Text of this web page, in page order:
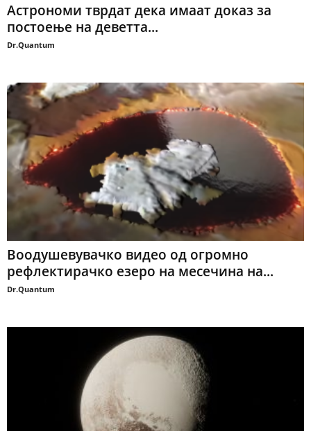
Астрономи тврдат дека имаат доказ за
постоење на деветта...
Dr.Quantum
Воодушевувачко видео од огромно
рефлектирачко езеро на месечина на...
Dr.Quantum